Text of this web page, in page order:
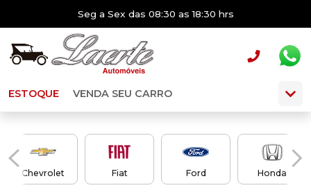
Seg a Sex das 08:30 as 18:30 hrs
ESTOQUE VENDA SEU CARRO
Chevrolet Fiat Ford Honda